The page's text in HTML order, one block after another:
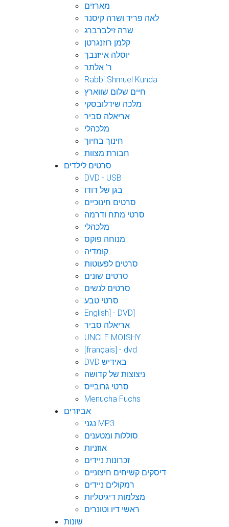
מארזים
לאה פריד ושרה קיסנר
שרה זילברברג
קלמן רוזנגרטן
יוסלה אייזנבך
ר' אלתר
Rabbi Shmuel Kunda
חיים שלום שווארץ
מלכה שידלובסקי
אריאלה סביר
מלכהלי
חינוך בחיוך
חבורת מצוות
סרטים לילדים
DVD - USB
בגן של דודו
סרטים חינוכיים
סרטי מתח ודרמה
מלכהלי
מנוחה פוקס
קומדיה
סרטים לפעוטות
סרטים שונים
סרטים לנשים
סרטי טבע
English] - DVD]
אריאלה סביר
UNCLE MOISHY
[français] - dvd
DVD באידיש
ניצוצות של קדושה
סרטי גרובייס
Menucha Fuchs
אביזרים
נגני MP3
סוללות ומטענים
אוזניות
זכרונות ניידים
דיסקים קשיחים חיצוניים
רמקולים ניידים
מצלמות דיגיטליות
ראשי דיו וטונרים
שונות